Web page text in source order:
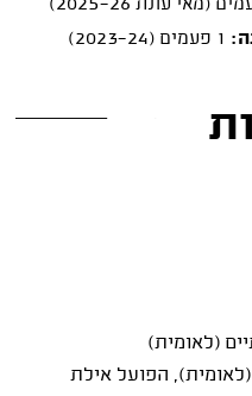
(לאומית)
הפועל אילת